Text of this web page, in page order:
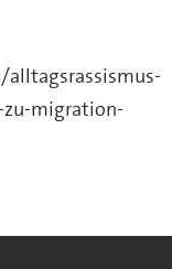
migration-